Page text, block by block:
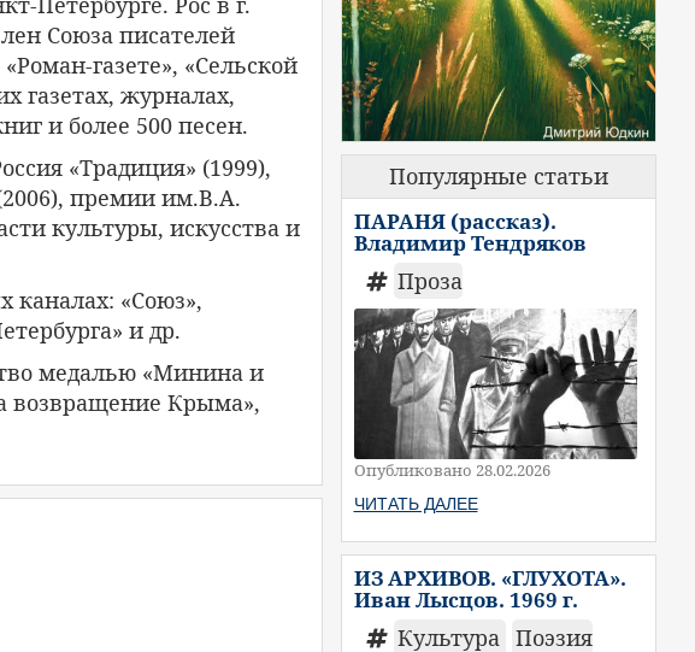
Союза писателей
газете», «Сельской
газетах, журналах,
и более 500 песен.
«Традиция» (1999),
премии им.В.А.
культуры, искусства и
каналах: «Союз»,
и др.
медалью «Минина и
возвращение Крыма»,
Популярные статьи
ПАРАНЯ (рассказ).
Владимир Тендряков
Проза
Опубликовано 28.02.2026
ЧИТАТЬ ДАЛЕЕ
ИЗ АРХИВОВ. «ГЛУХОТА».
Иван Лысцов. 1969 г.
Культура Поэзия